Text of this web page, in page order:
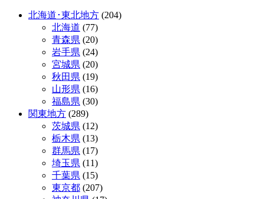
北海道･東北地方 (204)
北海道 (77)
青森県 (20)
岩手県 (24)
宮城県 (20)
秋田県 (19)
山形県 (16)
福島県 (30)
関東地方 (289)
茨城県 (12)
栃木県 (13)
群馬県 (17)
埼玉県 (11)
千葉県 (15)
東京都 (207)